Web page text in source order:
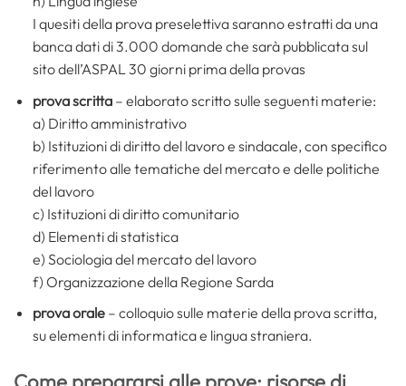
I quesiti della prova preselettiva saranno estratti da una
banca dati di 3.000 domande che sarà pubblicata sul
sito dell’ASPAL 30 giorni prima della provas
prova scritta– elaborato scritto sulle seguenti materie:
a) Diritto amministrativo
b) Istituzioni di diritto del lavoro e sindacale, con specifico
riferimento alle tematiche del mercato e delle politiche
del lavoro
c) Istituzioni di diritto comunitario
d) Elementi di statistica
e) Sociologia del mercato del lavoro
f) Organizzazione della Regione Sarda
prova orale– colloquio sulle materie della prova scritta,
su elementi di informatica e lingua straniera.